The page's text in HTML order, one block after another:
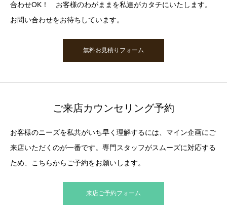
合わせOK！ お客様のわがままを私達がカタチにいたします。
お問い合わせをお待ちしています。
無料お見積りフォーム
ご来店カウンセリング予約
お客様のニーズを私共がいち早く理解するには、マイン企画にご
来店いただくのが一番です。専門スタッフがスムーズに対応する
ため、こちらからご予約をお願いします。
来店ご予約フォーム